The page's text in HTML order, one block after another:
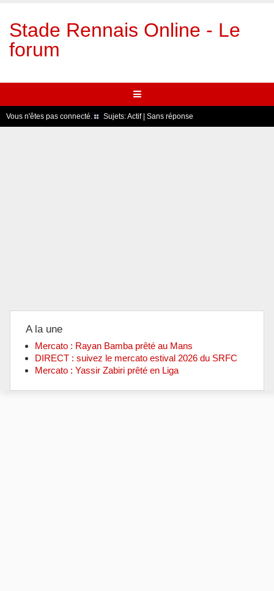
Stade Rennais Online - Le
forum
Vous n'êtes pas connecté. Sujets:Actif| Sans réponse
A la une
Mercato : Rayan Bamba prêté au Mans
DIRECT : suivez le mercato estival 2026 du SRFC
Mercato : Yassir Zabiri prêté en Liga